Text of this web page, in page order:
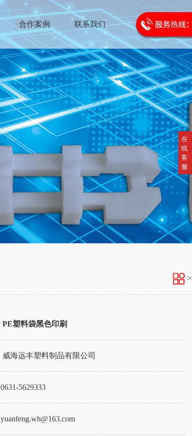
合作案例 联系我们
PE塑料袋黑色印刷
威海远丰塑料制品有限公司
0631-5629333
yuanfeng.wh@163.com
在
线
客
服